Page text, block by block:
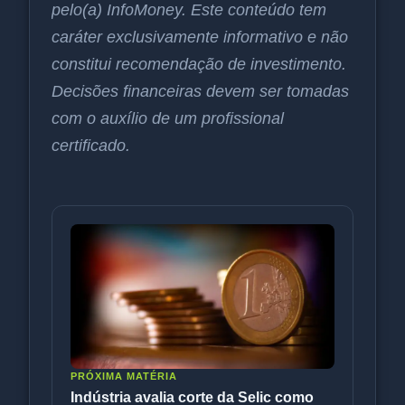
pelo(a) InfoMoney. Este conteúdo tem
caráter exclusivamente informativo e não
constitui recomendação de investimento.
Decisões financeiras devem ser tomadas
com o auxílio de um profissional
certificado.
PRÓXIMA MATÉRIA
Indústria avalia corte da Selic como